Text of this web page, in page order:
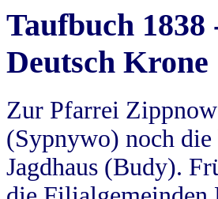
Taufbuch
Deutsch Krone
Zur Pfarrei
(Sypnywo) noch
Jagdhaus (Budy).